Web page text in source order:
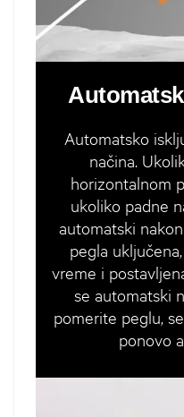
Automatsko
načina.
horizontalnom
ukoliko padne
automatski
pegla
vreme i
se automatski
pomerite peglu,
ponovo